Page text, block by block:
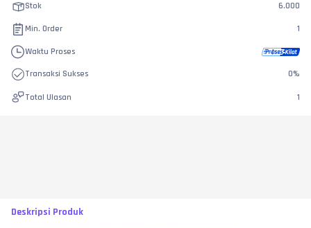
Stok 6.000
Min. Order 1
Waktu Proses
Transaksi Sukses 0%
Total Ulasan 1
Deskripsi Produk